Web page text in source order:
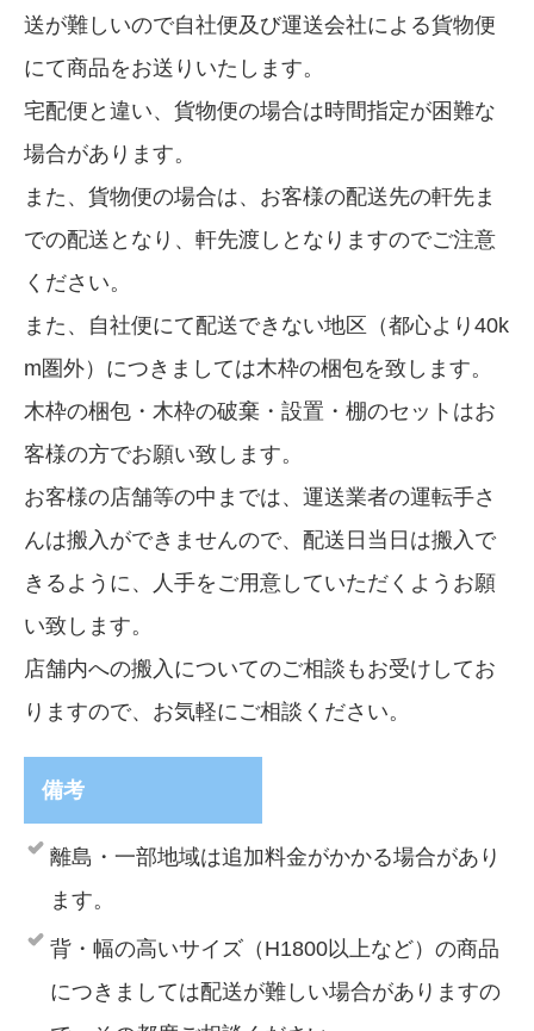
送が難しいので自社便及び運送会社による貨物便
にて商品をお送りいたします。
宅配便と違い、貨物便の場合は時間指定が困難な
場合があります。
また、貨物便の場合は、お客様の配送先の軒先ま
での配送となり、軒先渡しとなりますのでご注意
ください。
また、自社便にて配送できない地区（都心より40k
m圏外）につきましては木枠の梱包を致します。
木枠の梱包・木枠の破棄・設置・棚のセットはお
客様の方でお願い致します。
お客様の店舗等の中までは、運送業者の運転手さ
んは搬入ができませんので、配送日当日は搬入で
きるように、人手をご用意していただくようお願
い致します。
店舗内への搬入についてのご相談もお受けしてお
りますので、お気軽にご相談ください。
備考
離島・一部地域は追加料金がかかる場合があり
ます。
背・幅の高いサイズ（H1800以上など）の商品
につきましては配送が難しい場合がありますの